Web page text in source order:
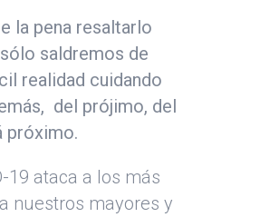
la pena resaltarlo
saldremos de
realidad cuidando
del prójimo, del
próximo.
19 ataca a los más
nuestros mayores y